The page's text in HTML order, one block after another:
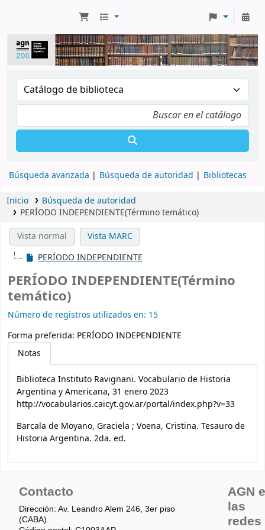
Búsqueda avanzada Búsqueda de autoridad Bibliotecas
Inicio
Búsqueda de autoridad
PERÍODO INDEPENDIENTE(Término temático)
Vista normal
Vista MARC
PERÍODO INDEPENDIENTE
PERÍODO INDEPENDIENTE(Término
temático)
Número de registros utilizados en: 15
Forma preferida: PERÍODO INDEPENDIENTE
Notas
Biblioteca Instituto Ravignani. Vocabulario de Historia
Argentina y Americana, 31 enero 2023
http://vocabularios.caicyt.gov.ar/portal/index.php?v=33
Barcala de Moyano, Graciela ; Voena, Cristina. Tesauro de
Historia Argentina. 2da. ed.
Contacto
Dirección: Av. Leandro Alem 246, 3er piso
(CABA).
AGN
las
redes